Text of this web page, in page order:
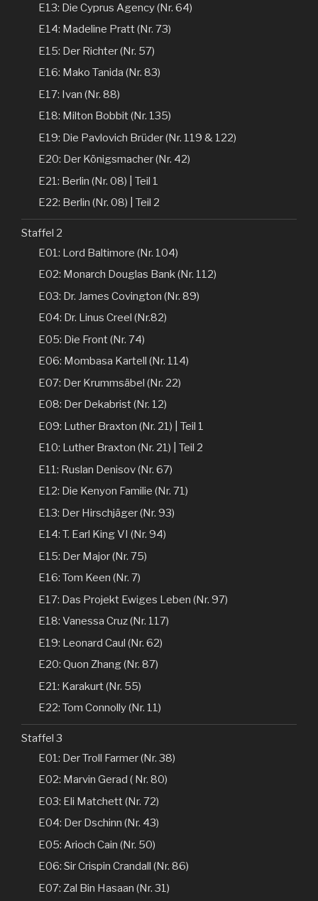
E13: Die Cyprus Agency (Nr. 64)
E14: Madeline Pratt (Nr. 73)
E15: Der Richter (Nr. 57)
E16: Mako Tanida (Nr. 83)
E17: Ivan (Nr. 88)
E18: Milton Bobbit (Nr. 135)
E19: Die Pavlovich Brüder (Nr. 119 & 122)
E20: Der Königsmacher (Nr. 42)
E21: Berlin (Nr. 08) | Teil 1
E22: Berlin (Nr. 08) | Teil 2
Staffel 2
E01: Lord Baltimore (Nr. 104)
E02: Monarch Douglas Bank (Nr. 112)
E03: Dr. James Covington (Nr. 89)
E04: Dr. Linus Creel (Nr.82)
E05: Die Front (Nr. 74)
E06: Mombasa Kartell (Nr. 114)
E07: Der Krummsäbel (Nr. 22)
E08: Der Dekabrist (Nr. 12)
E09: Luther Braxton (Nr. 21) | Teil 1
E10: Luther Braxton (Nr. 21) | Teil 2
E11: Ruslan Denisov (Nr. 67)
E12: Die Kenyon Familie (Nr. 71)
E13: Der Hirschjäger (Nr. 93)
E14: T. Earl King VI (Nr. 94)
E15: Der Major (Nr. 75)
E16: Tom Keen (Nr. 7)
E17: Das Projekt Ewiges Leben (Nr. 97)
E18: Vanessa Cruz (Nr. 117)
E19: Leonard Caul (Nr. 62)
E20: Quon Zhang (Nr. 87)
E21: Karakurt (Nr. 55)
E22: Tom Connolly (Nr. 11)
Staffel 3
E01: Der Troll Farmer (Nr. 38)
E02: Marvin Gerad ( Nr. 80)
E03: Eli Matchett (Nr. 72)
E04: Der Dschinn (Nr. 43)
E05: Arioch Cain (Nr. 50)
E06: Sir Crispin Crandall (Nr. 86)
E07: Zal Bin Hasaan (Nr. 31)